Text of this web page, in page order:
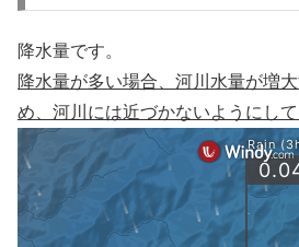
降水量です。
降水量が多い場合、河川水量が増
め、河川には近づかないようにして